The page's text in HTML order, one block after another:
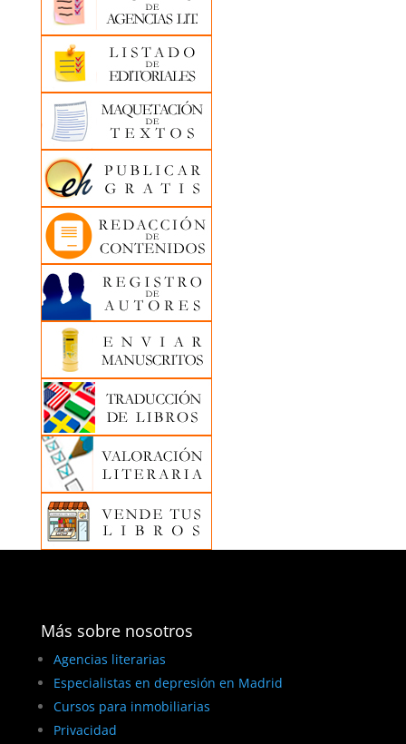
Más sobre nosotros
Agencias literarias
Especialistas en depresión en Madrid
Cursos para inmobiliarias
Privacidad